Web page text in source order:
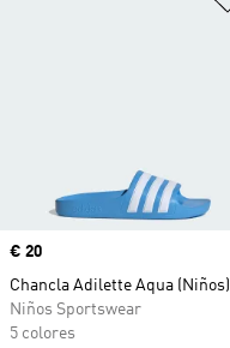
Precio
€ 20
Chancla Adilette Aqua (Niños)
Niños Sportswear
5 colores